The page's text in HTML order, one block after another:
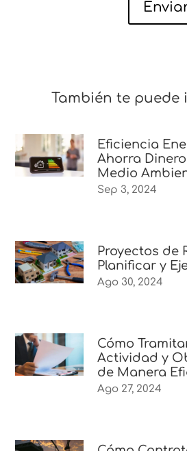
También te puede
Eficiencia
Ahorra
Medio
Sep 3, 2024
Proyectos de
Planificar y
Ago 30, 2024
Cómo
Actividad y
de Manera
Ago 27, 2024